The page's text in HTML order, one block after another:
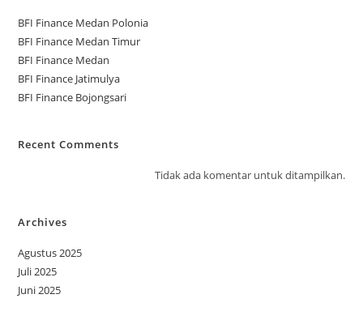
BFI Finance Medan Polonia
BFI Finance Medan Timur
BFI Finance Medan
BFI Finance Jatimulya
BFI Finance Bojongsari
Recent Comments
Tidak ada komentar untuk ditampilkan.
Archives
Agustus 2025
Juli 2025
Juni 2025